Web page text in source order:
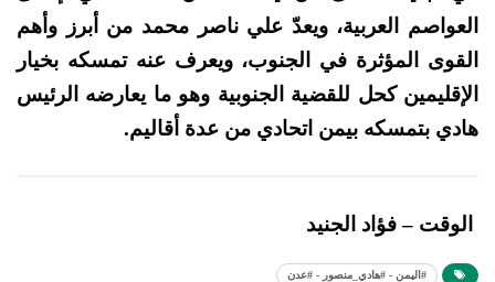
العواصم العربية، ويعدّ علي ناصر محمد من أبرز وأهم
القوى المؤثرة في الجنوب، ويعرف عنه تمسكه بخيار
الإقليمين كحل للقضية الجنوبية وهو ما يعارضه الرئيس
هادي بتمسكه بيمن اتحادي من عدة أقاليم.
الوقت – فؤاد الجنيد
#اليمن - #هادي_منصور - #عدن